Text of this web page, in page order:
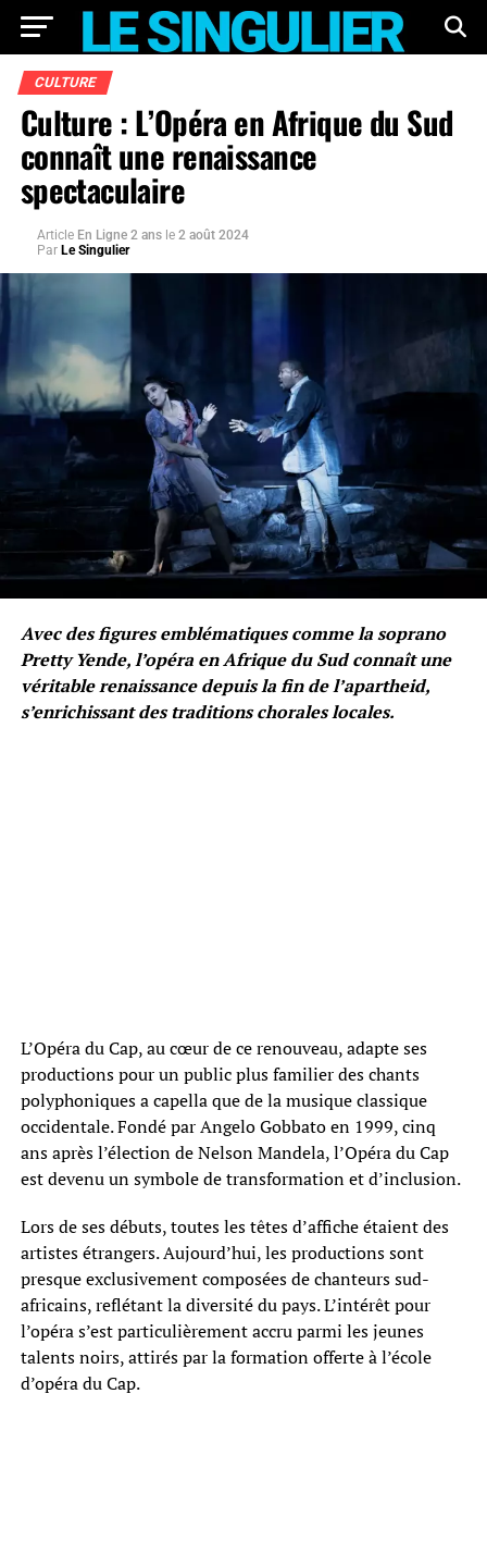
CULTURE
Culture : L’Opéra en Afrique du Sud
connaît une renaissance
spectaculaire
Article En Ligne 2 ans le 2 août 2024
Par Le Singulier
Avec des figures emblématiques comme la soprano
Pretty Yende, l’opéra en Afrique du Sud connaît une
véritable renaissance depuis la fin de l’apartheid,
s’enrichissant des traditions chorales locales.
L’Opéra du Cap, au cœur de ce renouveau, adapte ses
productions pour un public plus familier des chants
polyphoniques a capella que de la musique classique
occidentale. Fondé par Angelo Gobbato en 1999, cinq
ans après l’élection de Nelson Mandela, l’Opéra du Cap
est devenu un symbole de transformation et d’inclusion.
Lors de ses débuts, toutes les têtes d’affiche étaient des
artistes étrangers. Aujourd’hui, les productions sont
presque exclusivement composées de chanteurs sud-
africains, reflétant la diversité du pays. L’intérêt pour
l’opéra s’est particulièrement accru parmi les jeunes
talents noirs, attirés par la formation offerte à l’école
d’opéra du Cap.